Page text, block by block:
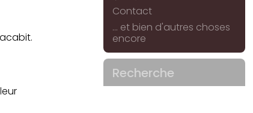
Contact
... et bien d'autres choses
encore
Recherche